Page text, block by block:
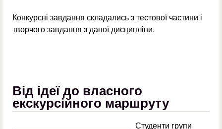
Конкурсні завдання складались з тестової частини і
творчого завдання з даної дисципліни.
Від ідеї до власного
екскурсійного маршруту
Студенти групи